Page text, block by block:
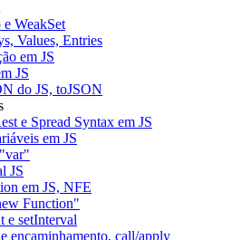
WeakSet
Values, Entries
em JS
JS
do JS, toJSON
e Spread Syntax em JS
em JS
JS
em JS, NFE
Function"
e setInterval
encaminhamento, call/apply